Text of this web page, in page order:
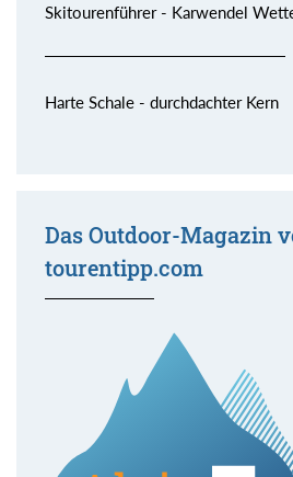
Skitourenführer - Karwendel
Harte Schale - durchdachter Kern
Das Outdoor-Magazin
tourentipp.com